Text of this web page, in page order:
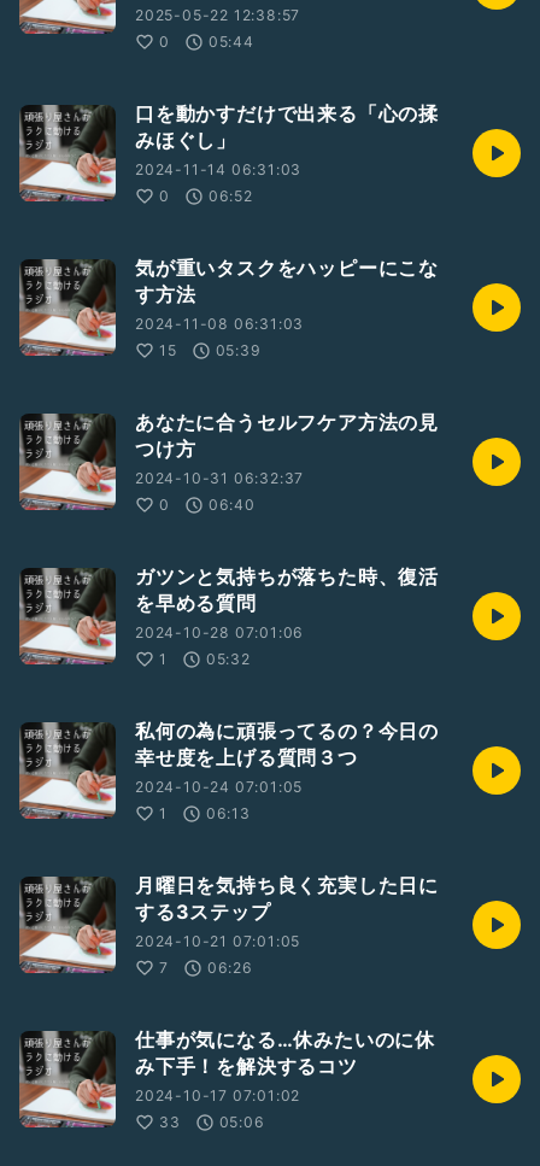
2025-05-22 12:38:57
0
05:44
口を動かすだけで出来る「心の揉
みほぐし」
2024-11-14 06:31:03
0
06:52
気が重いタスクをハッピーにこな
す方法
2024-11-08 06:31:03
15
05:39
あなたに合うセルフケア方法の見
つけ方
2024-10-31 06:32:37
0
06:40
ガツンと気持ちが落ちた時、復活
を早める質問
2024-10-28 07:01:06
1
05:32
私何の為に頑張ってるの？今日の
幸せ度を上げる質問３つ
2024-10-24 07:01:05
1
06:13
月曜日を気持ち良く充実した日に
する3ステップ
2024-10-21 07:01:05
7
06:26
仕事が気になる…休みたいのに休
み下手！を解決するコツ
2024-10-17 07:01:02
33
05:06